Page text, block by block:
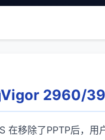
Vigor 2960/
在移除了PPTP后，